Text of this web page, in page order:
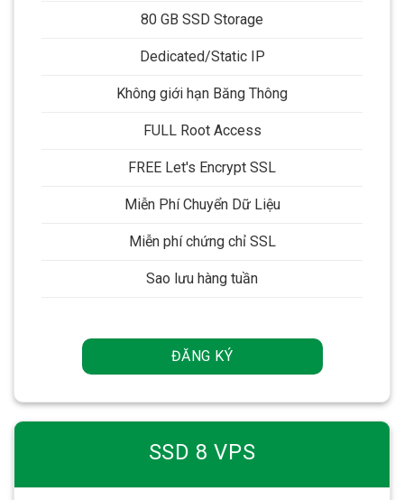
80 GB SSD Storage
Dedicated/Static IP
Không giới hạn Băng Thông
FULL Root Access
FREE Let's Encrypt SSL
Miễn Phí Chuyển Dữ Liệu
Miễn phí chứng chỉ SSL
Sao lưu hàng tuần
ĐĂNG KÝ
SSD 8 VPS